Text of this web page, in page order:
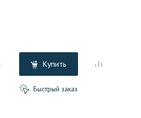
Купить
Быстрый заказ